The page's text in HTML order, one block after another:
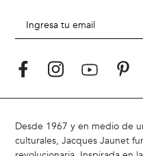
Desde 1967 y en medio de
culturales, Jacques Jaunet